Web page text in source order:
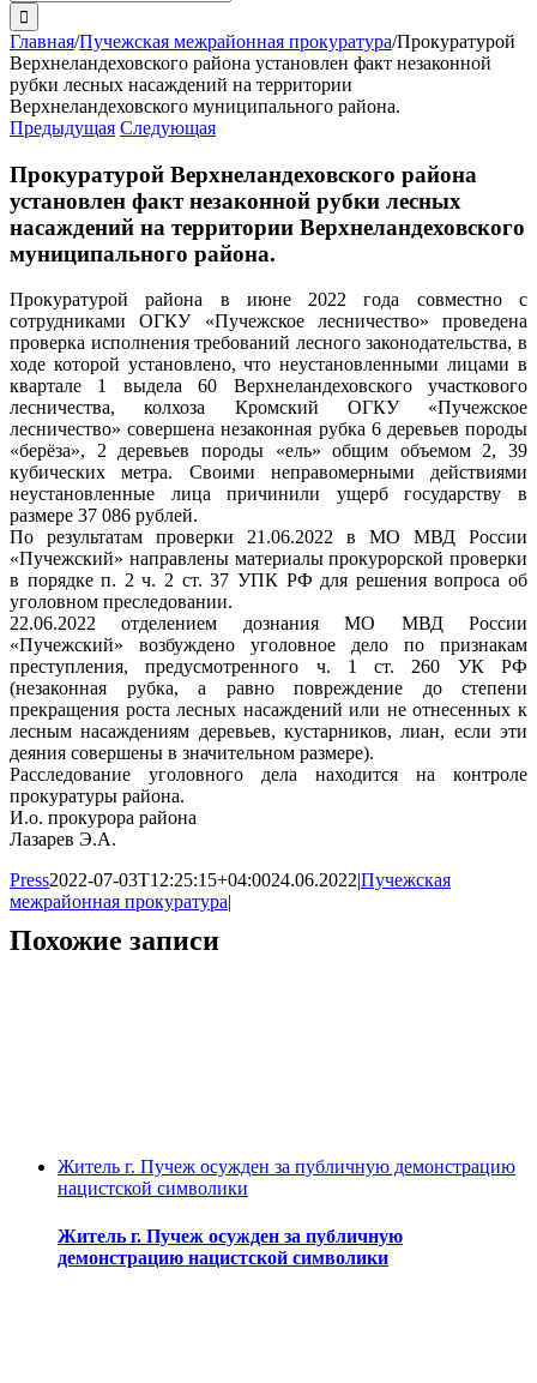
поиска:
Главная/Пучежская межрайонная прокуратура/Прокуратурой
Верхнеландеховского района установлен факт незаконной
рубки лесных насаждений на территории
Верхнеландеховского муниципального района.
Предыдущая Следующая
Прокуратурой Верхнеландеховского района
установлен факт незаконной рубки лесных
насаждений на территории Верхнеландеховского
муниципального района.
Прокуратурой района в июне 2022 года совместно с
сотрудниками ОГКУ «Пучежское лесничество» проведена
проверка исполнения требований лесного законодательства, в
ходе которой установлено, что неустановленными лицами в
квартале 1 выдела 60 Верхнеландеховского участкового
лесничества, колхоза Кромский ОГКУ «Пучежское
лесничество» совершена незаконная рубка 6 деревьев породы
«берёза», 2 деревьев породы «ель» общим объемом 2, 39
кубических метра. Своими неправомерными действиями
неустановленные лица причинили ущерб государству в
размере 37 086 рублей.
По результатам проверки 21.06.2022 в МО МВД России
«Пучежский» направлены материалы прокурорской проверки
в порядке п. 2 ч. 2 ст. 37 УПК РФ для решения вопроса об
уголовном преследовании.
22.06.2022 отделением дознания МО МВД России
«Пучежский» возбуждено уголовное дело по признакам
преступления, предусмотренного ч. 1 ст. 260 УК РФ
(незаконная рубка, а равно повреждение до степени
прекращения роста лесных насаждений или не отнесенных к
лесным насаждениям деревьев, кустарников, лиан, если эти
деяния совершены в значительном размере).
Расследование уголовного дела находится на контроле
прокуратуры района.
И.о. прокурора района
Лазарев Э.А.
Press2022-07-03T12:25:15+04:0024.06.2022|Пучежская
межрайонная прокуратура|
Похожие записи
Житель г. Пучеж осужден за публичную демонстрацию
нацистской символики
Житель г. Пучеж осужден за публичную
демонстрацию нацистской символики